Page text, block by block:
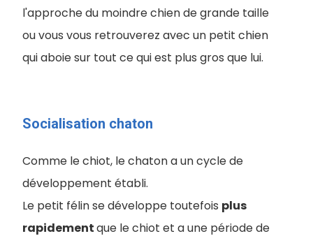
l'approche du moindre chien de grande taille
ou vous vous retrouverez avec un petit chien
qui aboie sur tout ce qui est plus gros que lui.
Socialisation chaton
Comme le chiot, le chaton a un cycle de
développement établi.
Le petit félin se développe toutefois plus
rapidementque le chiot et a une période de